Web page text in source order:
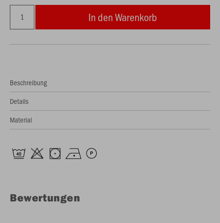
In den Warenkorb
Beschreibung
Details
Material
Bewertungen